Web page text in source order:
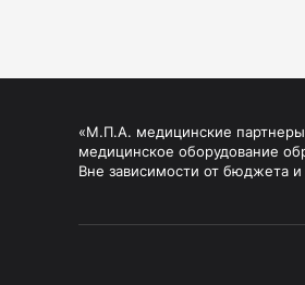
«М.П.А. медицинские
медицинское оборудование
Вне зависимости от бюджета